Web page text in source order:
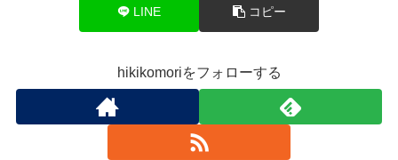
LINE コピー
hikikomoriをフォローする